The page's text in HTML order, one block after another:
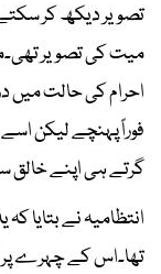
تصویر دیکھ کر
میت کی تصویر
احرام کی حالت میں
فوراً پہنچے لیکن
گرتے ہی اپنے خالق
انتظامیہ نے بتایا
تھا۔اس کے چہرے پر